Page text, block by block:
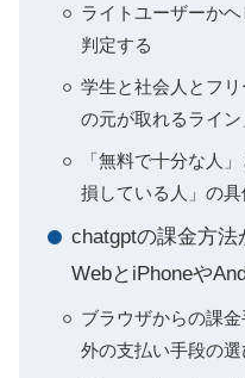
ライトユーザーか
判定する
学生と社会人とフ
の元が取れるライン
「無料で十分な人
損している人」の具
chatgptの課金方法
WebとiPhoneや
ブラウザからの課
外の支払い手段の